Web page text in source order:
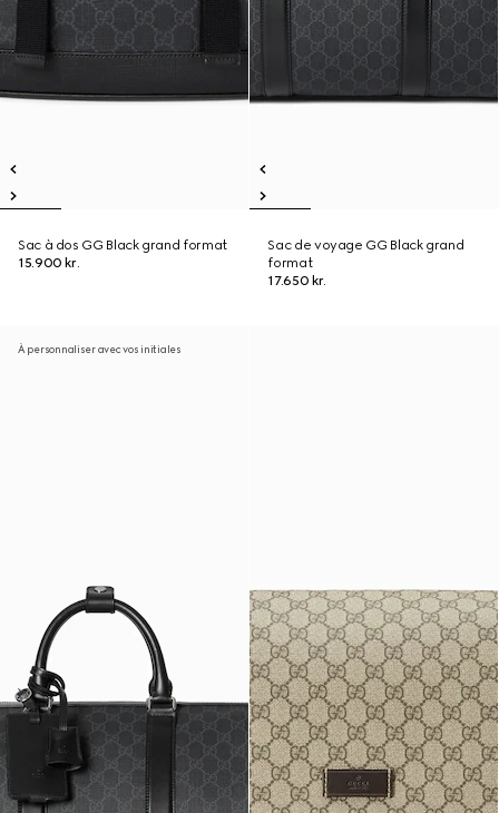
Sac à dos GG Black grand format
15.900 kr.
Sac de voyage GG Black grand
format
17.650 kr.
À personnaliser avec vos initiales